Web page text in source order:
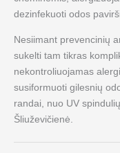
dezinfekuoti odos
Nesiimant prevencinių
sukelti tam tikras
nekontroliuojamas
susiformuoti gilesnių
randai, nuo UV
Šliuževičienė.